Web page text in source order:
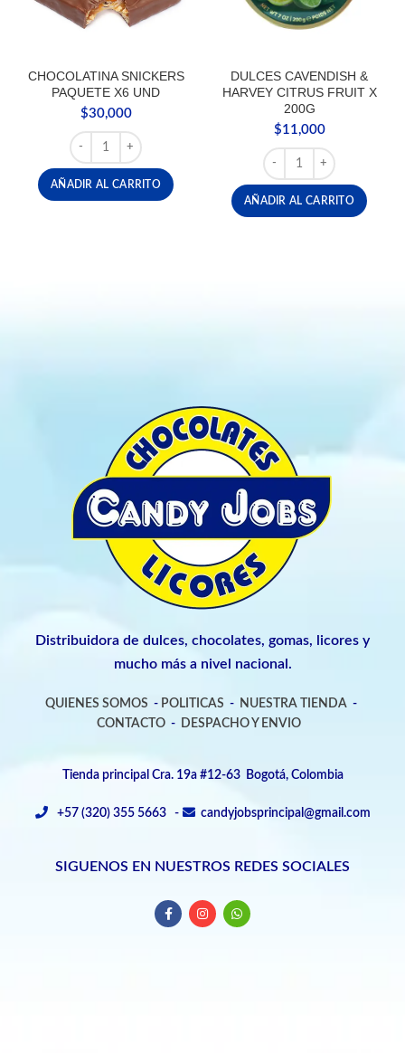
CHOCOLATINA SNICKERS
PAQUETE X6 UND
$30,000
CHOCOLATINA SNICKERS PAQUETE X6 UND cantidad
AÑADIR AL CARRITO
DULCES CAVENDISH &
HARVEY CITRUS FRUIT X
200G
$11,000
DULCES CAVENDISH &
AÑADIR AL CARRITO
Distribuidora de dulces, chocolates, gomas, licores y
mucho más a nivel nacional.
QUIENES SOMOS - POLITICAS - NUESTRA TIENDA -
CONTACTO- DESPACHO Y ENVIO
Tienda principal Cra. 19a #12-63 Bogotá, Colombia
+57 (320) 355 5663 - candyjobsprincipal@gmail.com
SIGUENOS EN NUESTROS REDES SOCIALES